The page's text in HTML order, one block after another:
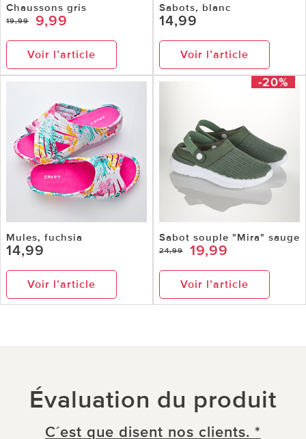
Chaussons gris
19,99 9,99
Voir l’article
Sabots, blanc
14,99
Voir l’article
Mules, fuchsia
14,99
Voir l’article
-20%
Sabot souple "Mira" sauge
24,99 19,99
Voir l’article
Évaluation du produit
C´est que disent nos clients. *